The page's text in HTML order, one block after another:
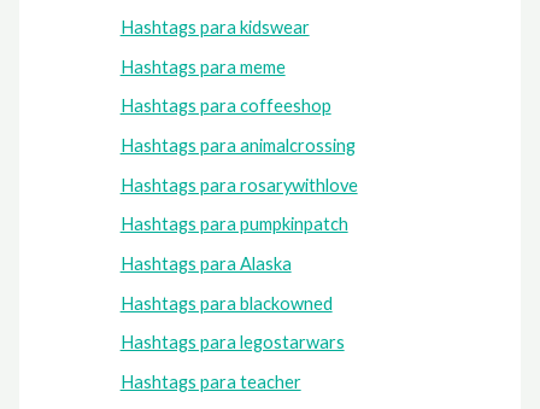
Hashtags para kidswear
Hashtags para meme
Hashtags para coffeeshop
Hashtags para animalcrossing
Hashtags para rosarywithlove
Hashtags para pumpkinpatch
Hashtags para Alaska
Hashtags para blackowned
Hashtags para legostarwars
Hashtags para teacher